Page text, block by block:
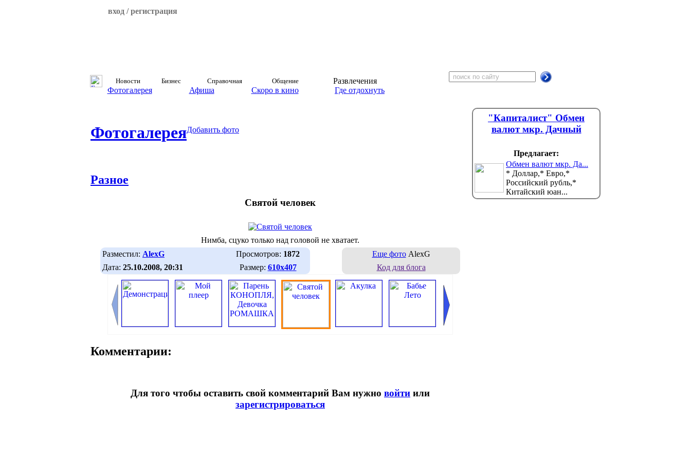
вход / регистрация
Новости Бизнес Справочная Общение
Развлечения
Фотогалерея
Афиша Скоро в кино Где отдохнуть
ФотогалереяДобавить фото
Разное
Святой человек
Нимба, сцуко только над головой не хватает.
Разместил: AlexG Просмотров: 1872
Дата: 25.10.2008, 20:31 Размер: 610х407
Еще фотоAlexG
Код для блога
Комментарии:
Для того чтобы оставить свой комментарий Вам нужно войти или
зарегистрироваться
"Капиталист" Обмен
валют мкр. Дачный
Предлагает:
Обмен валют мкр. Да...
* Доллар,* Евро,*
Российский рубль,*
Китайский юан...